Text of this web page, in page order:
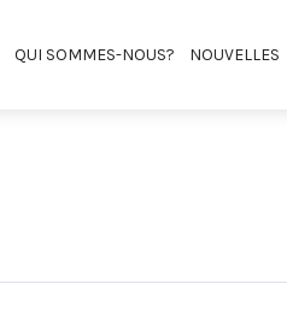
QUI SOMMES-NOUS? NOUVELLES